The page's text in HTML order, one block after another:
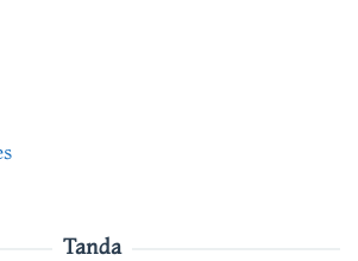
Tanda